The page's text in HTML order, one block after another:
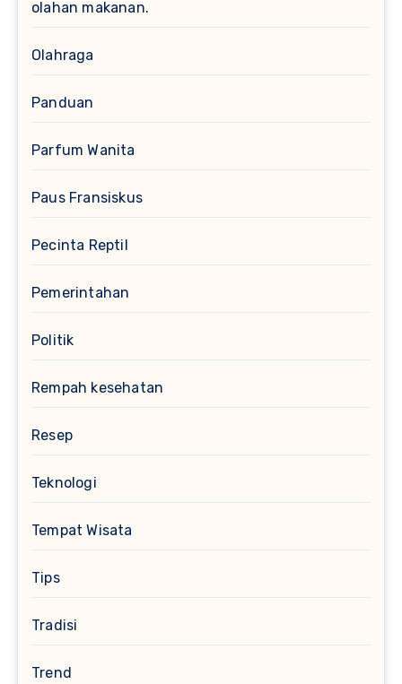
olahan makanan.
Olahraga
Panduan
Parfum Wanita
Paus Fransiskus
Pecinta Reptil
Pemerintahan
Politik
Rempah kesehatan
Resep
Teknologi
Tempat Wisata
Tips
Tradisi
Trend